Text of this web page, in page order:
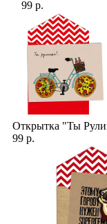
99 р.
Открытка "Ты
99 р.